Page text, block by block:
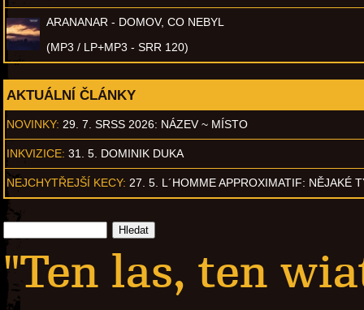
ARANANAR - DOMOV, CO NEBYL
(MP3 / LP+MP3 - SRR 120)
AKTUÁLNÍ ČLÁNKY
NOVINKY: 29. 7. SRSS 2026: NÁZEV ~ MÍSTO
INKVIZICE: 31. 5. DOMINIK DUKA
NEJCHYTŘEJŠÍ KECY: 27. 5. L´HOMME APPROXIMATIF: NĚJAKÉ
"Ten las, ten